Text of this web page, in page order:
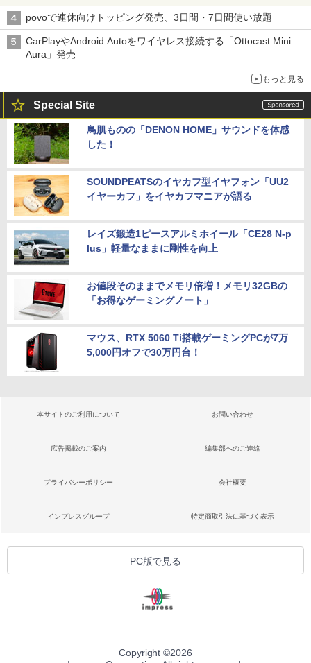
割」の安さと1年限定の注意点
povoで連休向けトッピング発売、3日間・7日間使い放題
CarPlayやAndroid Autoをワイヤレス接続する「Ottocast Mini
Aura」発売
もっと見る
Special Site
鳥肌ものの「DENON HOME」サウンドを体感
した！
SOUNDPEATSのイヤカフ型イヤフォン「UU2
イヤーカフ」をイヤカフマニアが語る
レイズ鍛造1ピースアルミホイール「CE28 N-p
lus」軽量なままに剛性を向上
お値段そのままでメモリ倍増！メモリ32GBの
「お得なゲーミングノート」
マウス、RTX 5060 Ti搭載ゲーミングPCが7万
5,000円オフで30万円台！
本サイトのご利用について お問い合わせ
広告掲載のご案内 編集部へのご連絡
プライバシーポリシー 会社概要
インプレスグループ 特定商取引法に基づく表示
PC版で見る
Copyright ©2026